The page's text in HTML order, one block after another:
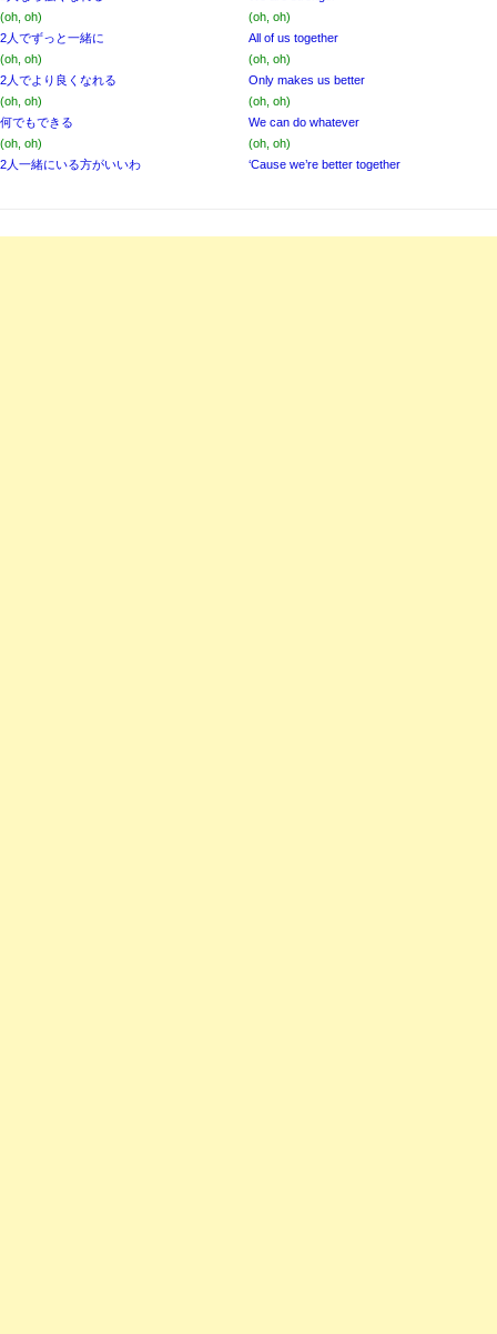
(oh, oh)
2人でずっと一緒に
(oh, oh)
2人でより良くなれる
(oh, oh)
何でもできる
(oh, oh)
2人一緒にいる方がいいわ
(oh, oh)
All of us together
(oh, oh)
Only makes us better
(oh, oh)
We can do whatever
(oh, oh)
‘Cause we’re better together